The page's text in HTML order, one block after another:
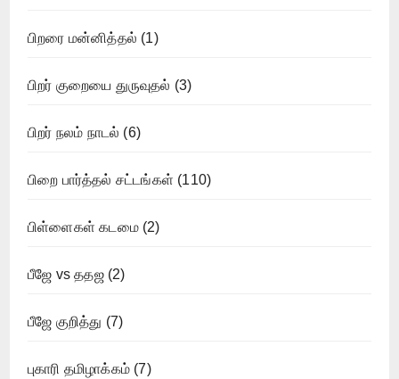
பிறரை மன்னித்தல் (1)
பிறர் குறையை துருவுதல் (3)
பிறர் நலம் நாடல் (6)
பிறை பார்த்தல் சட்டங்கள் (110)
பிள்ளைகள் கடமை(2)
பீஜே vs ததஜ(2)
பீஜே குறித்து (7)
புகாரி தமிழாக்கம் (7)